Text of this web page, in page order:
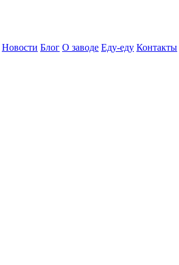
Новости Блог О заводе Еду-еду Контакты